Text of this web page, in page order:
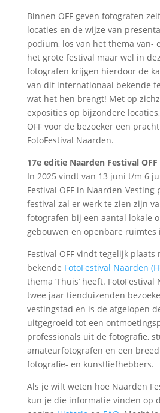
Binnen OFF geven fotografen
locaties en de wijze van
podium, los van het thema van-
het grote festival maar wel in
fotografen krijgen hierdoor de
van dit internationaal bekende
wat het hen brengt! Met op
exposities op bijzondere
OFF voor de bezoeker een
FotoFestival Naarden.
17e editie Naarden Festival OFF
In 2025 vindt van 13 juni t/m 6
Festival OFF in Naarden-
festival zal er werk te zien zijn
fotografen bij een aantal lokale
gebouwen en openbare ruimtes
Festival OFF vindt tegelijk
bekende FotoFestival Naarden
thema ‘Thuis’ heeft.
twee jaar tienduizenden
vestingstad en is de afgelopen
uitgegroeid tot een
professionals uit de fotografie,
amateurfotografen en een
fotografie- en kunstliefhebbers.
Als je wilt weten hoe Naarden
kun je die informatie vinden op